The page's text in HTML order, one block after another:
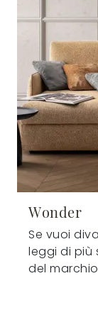
Wonder
Se vuoi
leggi di più
del